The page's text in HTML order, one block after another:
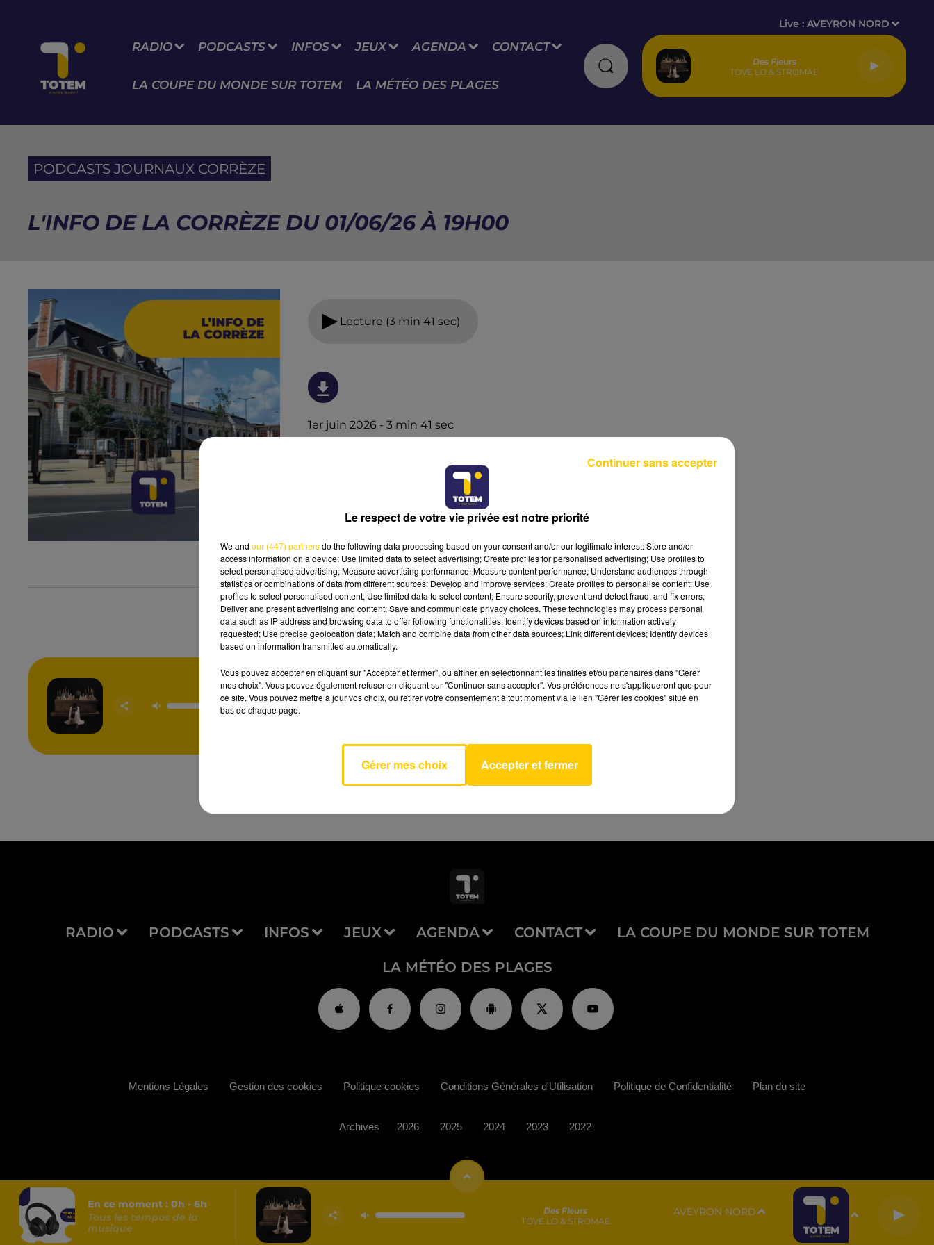
RADIO PODCASTS INFOS JEUX AGENDA CONTACT
LA COUPE DU MONDE SUR TOTEM LA MÉTÉO DES PLAGES
Live :AVEYRON NORD
Des Fleurs
TOVE LO & STROMAE
PODCASTS JOURNAUX CORRÈZE
L'INFO DE LA CORRÈZE DU 01/06/26 À 19H00
Lecture (3 min 41 sec)
1er juin 2026 - 3 min 41 sec
Ecoutez sur Totem l'information à Tulle, Brive, dans le
Nord du Lot et le pays sarladais avec les reportages de
nos journalistes sur le terrain.
Des Fleurs
TOVE LO &
STROMAE
AVEYRON NORD
RADIO PODCASTS INFOS JEUX AGENDA CONTACT LA COUPE DU MONDE SUR TOTEM
LA MÉTÉO DES PLAGES
En ce moment : 0h - 6h
Tous les tempos de la
musique
Des Fleurs
TOVE LO & STROMAE
AVEYRON NORD
Mentions Légales Gestion des cookies Politique cookies Conditions Générales d'Utilisation Politique de Confidentialité Plan du site
Archives 2026 2025 2024 2023 2022
Le respect de votre vie privée est notre priorité
We and our (447) partnersdo the following data processing based on your consent and/or our legitimate interest: Store and/or
access information on a device; Use limited data to select advertising; Create profiles for personalised advertising; Use profiles to
select personalised advertising; Measure advertising performance; Measure content performance; Understand audiences through
statistics or combinations of data from different sources; Develop and improve services; Create profiles to personalise content; Use
profiles to select personalised content; Use limited data to select content; Ensure security, prevent and detect fraud, and fix errors;
Deliver and present advertising and content; Save and communicate privacy choices. These technologies may process personal
data such as IP address and browsing data to offer following functionalities: Identify devices based on information actively
requested; Use precise geolocation data; Match and combine data from other data sources; Link different devices; Identify devices
based on information transmitted automatically.
Vous pouvez accepter en cliquant sur "Accepter et fermer", ou affiner en sélectionnant les finalités et/ou partenaires dans "Gérer
mes choix". Vous pouvez également refuser en cliquant sur "Continuer sans accepter". Vos préférences ne s'appliqueront que pour
ce site. Vous pouvez mettre à jour vos choix, ou retirer votre consentement à tout moment via le lien "Gérer les cookies" situé en
bas de chaque page.
Gérer mes choix Accepter et fermer
Continuer sans accepter